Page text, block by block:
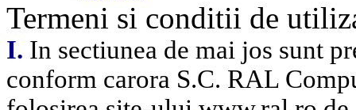
Termeni si conditii de
I. In sectiunea de mai jos sunt
conform carora S.C. RAL